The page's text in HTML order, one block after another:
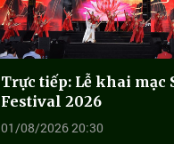
Trực tiếp: Lễ khai mạc
Festival 2026
01/08/2026 20:30